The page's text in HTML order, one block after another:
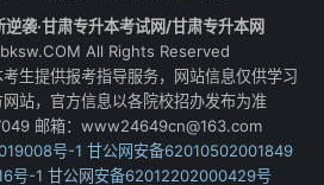
逆袭·甘肃专升本考试网/甘肃专升本网
All Rights Reserved
生提供报考指导服务，网站信息仅供学习
站，官方信息以各院校招办发布为准
邮箱：www24649cn@163.com
号-1 甘公网安备62010502001849
号-1 甘公网安备62012202000429号